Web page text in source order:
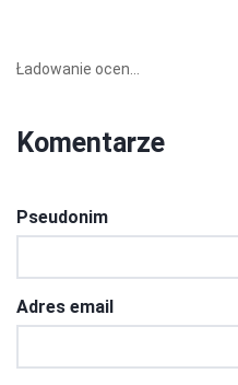
Ładowanie ocen...
Komentarze
Pseudonim
Adres email